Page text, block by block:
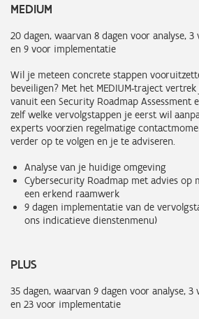
MEDIUM
20 dagen, waarvan 8 dagen voor analyse,
en 9 voor implementatie
Wil je meteen concrete stappen
beveiligen? Met het MEDIUM-traject
vanuit een Security Roadmap Assessment
zelf welke vervolgstappen je eerst wil
experts voorzien regelmatige
verder op te volgen en je te adviseren.
Analyse van je huidige omgeving
Cybersecurity Roadmap met advies op
een erkend raamwerk
9 dagen implementatie van de
ons indicatieve dienstenmenu)
PLUS
35 dagen, waarvan 9 dagen voor analyse,
en 23 voor implementatie